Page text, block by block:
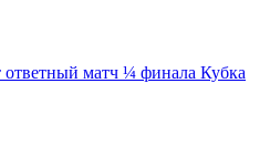
ответный матч ¼ финала Кубка